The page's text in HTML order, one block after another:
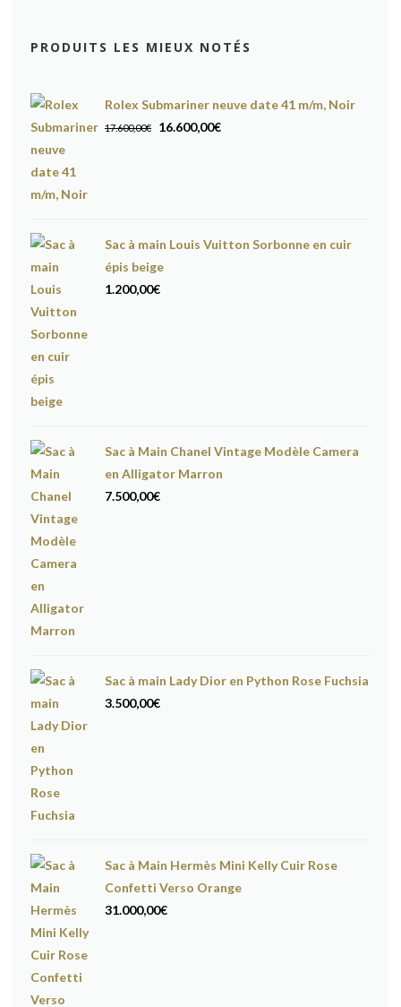
PRODUITS LES MIEUX NOTÉS
Rolex Submariner neuve date 41 m/m, Noir
17.600,00€
Le
16.600,00€Le
Sac à main Louis Vuitton Sorbonne en cuir
épis beige
1.200,00€
Sac à Main Chanel Vintage Modèle Camera
en Alligator Marron
7.500,00€
Sac à main Lady Dior en Python Rose Fuchsia
3.500,00€
Sac à Main Hermès Mini Kelly Cuir Rose
Confetti Verso Orange
31.000,00€